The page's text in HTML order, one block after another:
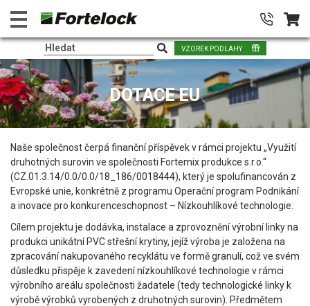
VZOREK PODLAHY
DOTACE EU
Naše společnost čerpá finanční příspěvek v rámci projektu „Využití
druhotných surovin ve společnosti Fortemix produkce s.r.o.“
(CZ.01.3.14/0.0/0.0/18_186/0018444), který je spolufinancován z
Evropské unie, konkrétně z programu Operační program Podnikání
a inovace pro konkurenceschopnost – Nízkouhlíkové technologie.
Cílem projektu je dodávka, instalace a zprovoznění výrobní linky na
produkci unikátní PVC střešní krytiny, jejíž výroba je založena na
zpracování nakupovaného recyklátu ve formě granulí, což ve svém
důsledku přispěje k zavedení nízkouhlíkové technologie v rámci
výrobního areálu společnosti žadatele (tedy technologické linky k
výrobě výrobků vyrobených z druhotných surovin). Předmětem